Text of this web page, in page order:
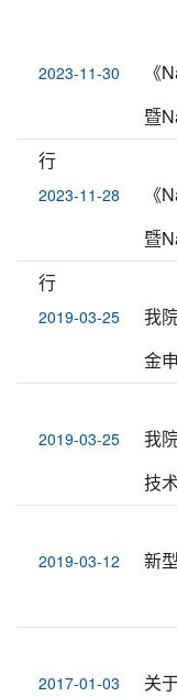
2023-11-30
《
暨
行
2023-11-28
《
暨
行
2019-03-25
我
金
2019-03-25
我
技
2019-03-12 新
2017-01-03
关